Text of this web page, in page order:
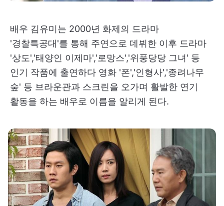
배우 김유미는 2000년 화제의 드라마
'경찰특공대'를 통해 주연으로 데뷔한 이후 드라마
'상도','태양인 이제마','로망스','위풍당당 그녀' 등
인기 작품에 출연하다 영화 '폰','인형사','종려나무
숲' 등 브라운관과 스크린을 오가며 활발한 연기
활동을 하는 배우로 이름을 알리게 된다.